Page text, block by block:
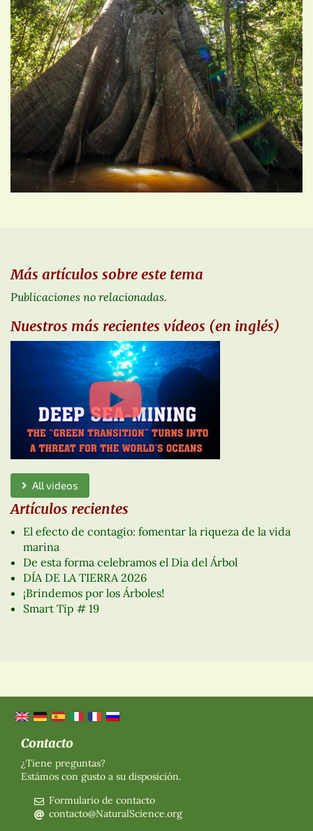
Más artículos sobre este tema
Publicaciones no relacionadas.
Nuestros más recientes vídeos (en inglés)
All videos
Artículos recientes
El efecto de contagio: fomentar la riqueza de la vida
marina
De esta forma celebramos el Día del Árbol
DÍA DE LA TIERRA 2026
¡Brindemos por los Árboles!
Smart Tip # 19
Contacto
¿Tiene preguntas?
Estámos con gusto a su disposición.
Formulario de contacto
contacto@NaturalScience.org